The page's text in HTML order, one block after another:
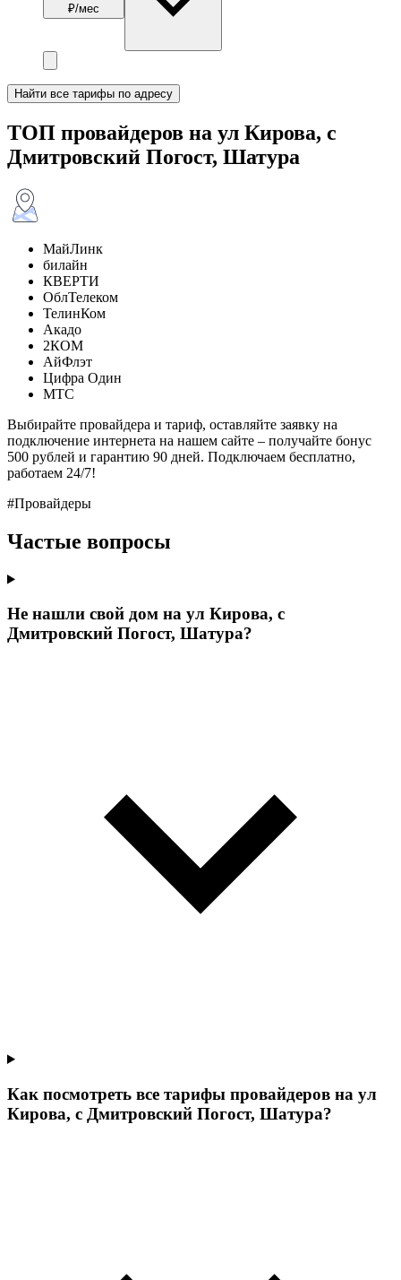
₽/мес
Найти все тарифы по адресу
ТОП провайдеров на ул Кирова, с
Дмитровский Погост, Шатура
МайЛинк
билайн
КВЕРТИ
ОблТелеком
ТелинКом
Акадо
2КОМ
АйФлэт
Цифра Один
МТС
Выбирайте провайдера и тариф, оставляйте заявку на
подключение интернета на нашем сайте – получайте бонус
500 рублей и гарантию 90 дней. Подключаем бесплатно,
работаем 24/7!
#Провайдеры
Частые вопросы
Не нашли свой дом на ул Кирова, с
Дмитровский Погост, Шатура?
Как посмотреть все тарифы провайдеров на ул
Кирова, с Дмитровский Погост, Шатура?